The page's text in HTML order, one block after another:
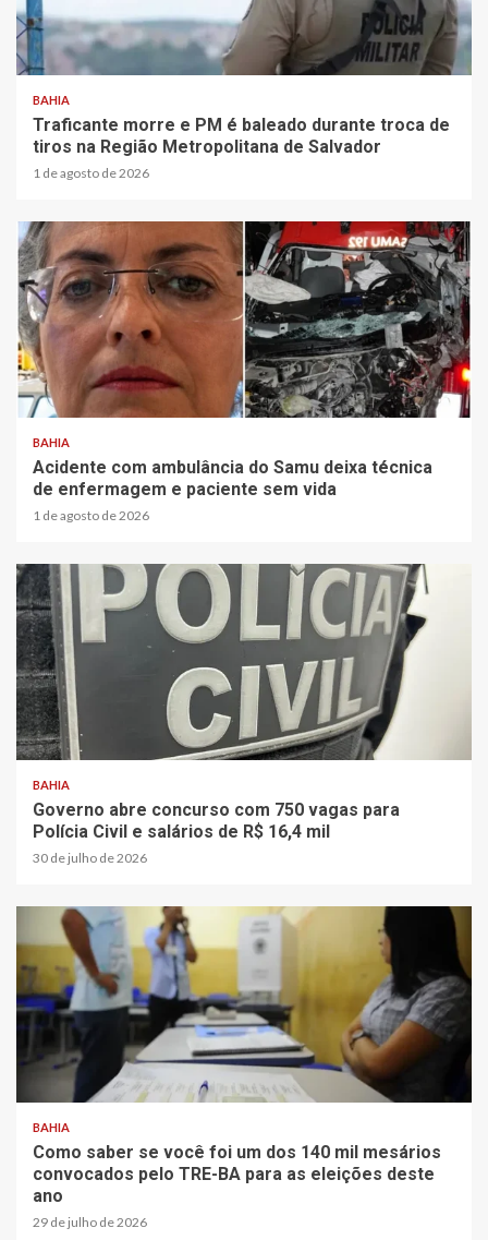
BAHIA
Traficante morre e PM é baleado durante troca de
tiros na Região Metropolitana de Salvador
1 de agosto de 2026
BAHIA
Acidente com ambulância do Samu deixa técnica
de enfermagem e paciente sem vida
1 de agosto de 2026
BAHIA
Governo abre concurso com 750 vagas para
Polícia Civil e salários de R$ 16,4 mil
30 de julho de 2026
BAHIA
Como saber se você foi um dos 140 mil mesários
convocados pelo TRE-BA para as eleições deste
ano
29 de julho de 2026